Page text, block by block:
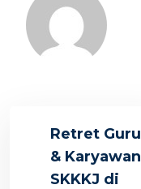
Retret Guru
& Karyawan
SKKKJ di